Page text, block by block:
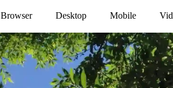
Browser Desktop Mobile